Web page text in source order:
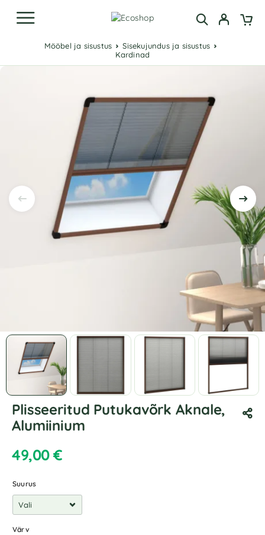
Mööbel ja sisustus
Sisekujundus ja sisustus
Kardinad
Plisseeritud Putukavõrk Aknale,
Alumiinium
49,00€
Suurus
Värv